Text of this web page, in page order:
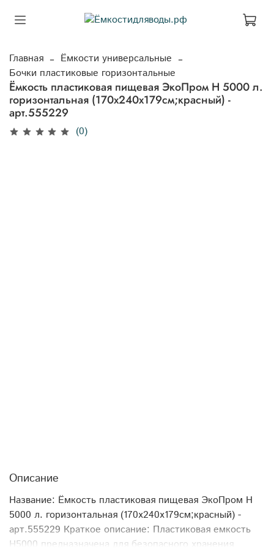
Главная
Ёмкости универсальные
Бочки пластиковые горизонтальные
Ёмкость пластиковая пищевая ЭкоПром H 5000 л.
горизонтальная (170x240x179см;красный) -
арт.555229
(0)
Описание
Название: Ёмкость пластиковая пищевая ЭкоПром H
5000 л. горизонтальная (170x240x179см;красный) -
арт.555229 Краткое описание: Пластиковая емкость
Н5000 предназначена для безопасного хранения